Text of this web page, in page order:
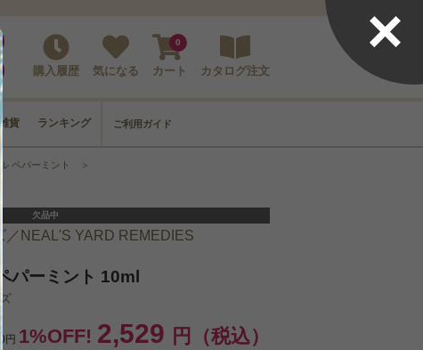
購入履歴 気になる カート
0
カタログ注文
貨 ランキング ご利用ガイド
×
ペパーミント ＞
欠品中
／NEAL'S YARD REMEDIES
パーミント 10ml
円 1%OFF! 2,529 円（税込）